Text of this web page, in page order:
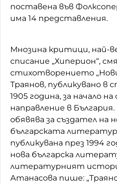
поставена във
има 14 представления.
Мнозина критици, най-
списание „Хиперион“,
стихотворението
Траянов, публикувано в
1905 година, за начало
направление в
обявява за създател на
българската
публикувана през 1994
нова българска
литературният
Атанасова пише: